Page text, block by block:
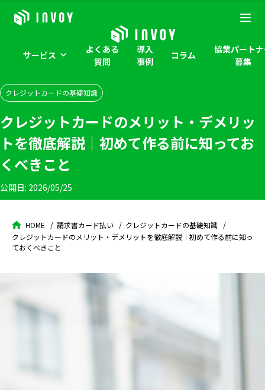
サービス
よくある
質問
導入
事例
コラム
協業パート
募集
クレジットカードの基礎知識
クレジットカードのメリット・デメリッ
トを徹底解説｜初めて作る前に知ってお
くべきこと
公開日: 2026/05/25
HOME 請求書カード払い
クレジットカードの基礎知識
クレジットカードのメリット・デメリットを徹底解説｜初めて作る前に知っ
ておくべきこと